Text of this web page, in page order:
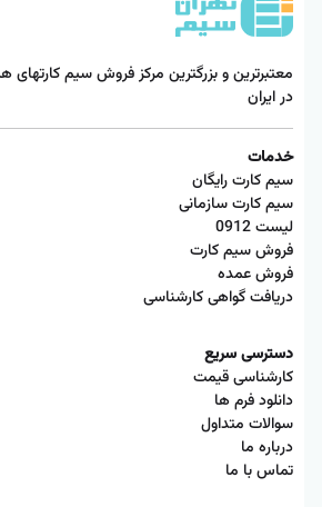
معتبرترین و بزرگترین مرکز فروش سیم کارتهای
در ایران
خدمات
سیم کارت رایگان
سیم کارت سازمانی
لیست 0912
فروش سیم کارت
فروش عمده
دریافت گواهی کارشناسی
دسترسی سریع
کارشناسی قیمت
دانلود فرم ها
سوالات متداول
درباره ما
تماس با ما